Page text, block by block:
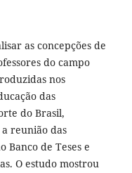
as concepções de
do campo
nos
das
do Brasil,
reunião das
Banco de Teses e
O estudo mostrou